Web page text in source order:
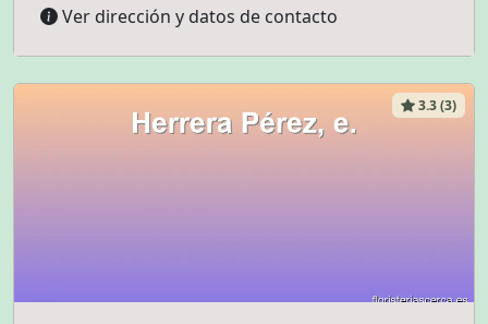
Ver dirección y datos de contacto
3.3 (3)